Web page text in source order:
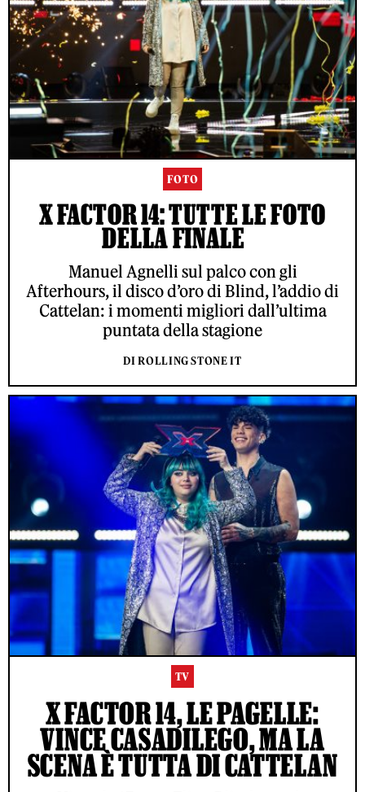
FOTO
X FACTOR 14: TUTTE LE FOTO
DELLA FINALE
Manuel Agnelli sul palco con gli
Afterhours, il disco d’oro di Blind, l’addio di
Cattelan: i momenti migliori dall’ultima
puntata della stagione
DI ROLLING STONE IT
TV
X FACTOR 14, LE PAGELLE:
VINCE CASADILEGO, MA LA
SCENA È TUTTA DI CATTELAN